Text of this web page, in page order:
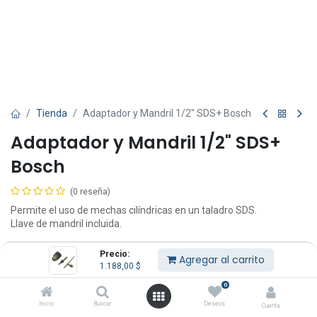
Precio:
1.188,00 $ Agregar al carrito
Inicio Buscar
0
Deseos Cuenta
Tienda Adaptador y Mandril 1/2" SDS+ Bosch
Adaptador y Mandril 1/2" SDS+
Bosch
(0 reseña)
Permite el uso de mechas cilíndricas en un taladro SDS.
Llave de mandril incluida.
1.188,00$ IVA Incluido